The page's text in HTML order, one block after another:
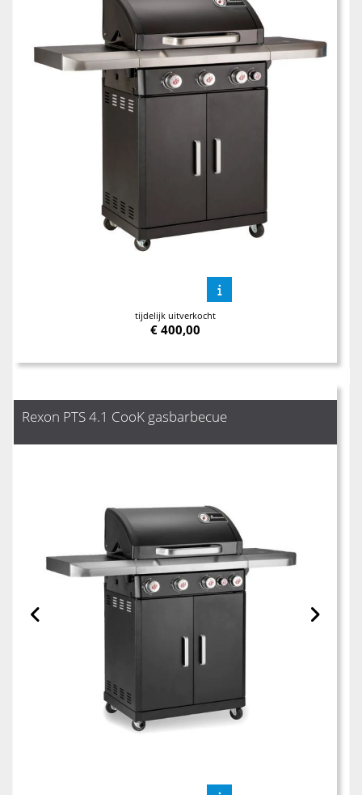
tijdelijk uitverkocht
€ 400,00
Rexon PTS 4.1 CooK gasbarbecue